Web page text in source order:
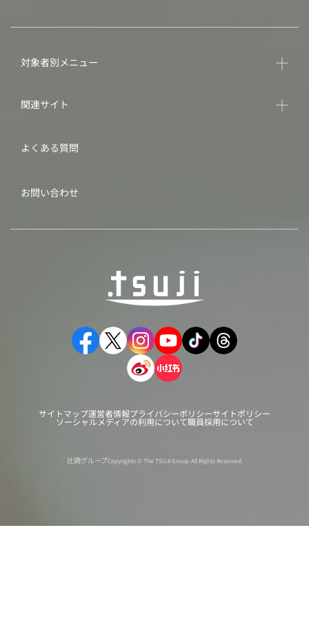
対象者別メニュー
関連サイト
よくある質問
お問い合わせ
サイトマップ運営者情報プライバシーポリシーサイトポリシー
ソーシャルメディアの利用について職員採用について
辻調グループCopyrights © The TSUJI Group. All Rights Reserved.